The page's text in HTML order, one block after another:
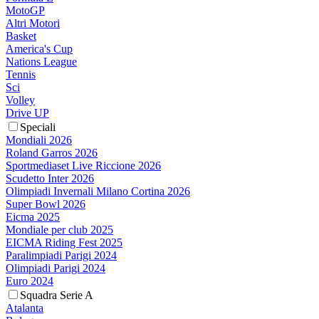
MotoGP
Altri Motori
Basket
America's Cup
Nations League
Tennis
Sci
Volley
Drive UP
Speciali
Mondiali 2026
Roland Garros 2026
Sportmediaset Live Riccione 2026
Scudetto Inter 2026
Olimpiadi Invernali Milano Cortina 2026
Super Bowl 2026
Eicma 2025
Mondiale per club 2025
EICMA Riding Fest 2025
Paralimpiadi Parigi 2024
Olimpiadi Parigi 2024
Euro 2024
Squadra Serie A
Atalanta